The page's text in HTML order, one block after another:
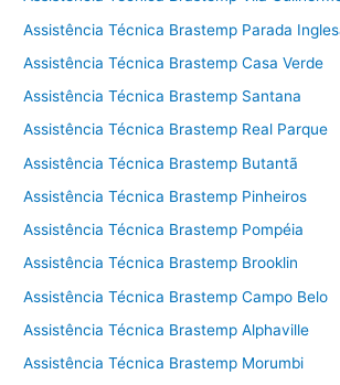
Assistência Técnica Brastemp Parada
Assistência Técnica Brastemp Casa Verde
Assistência Técnica Brastemp Santana
Assistência Técnica Brastemp Real Parque
Assistência Técnica Brastemp Butantã
Assistência Técnica Brastemp Pinheiros
Assistência Técnica Brastemp Pompéia
Assistência Técnica Brastemp Brooklin
Assistência Técnica Brastemp Campo Belo
Assistência Técnica Brastemp Alphaville
Assistência Técnica Brastemp Morumbi